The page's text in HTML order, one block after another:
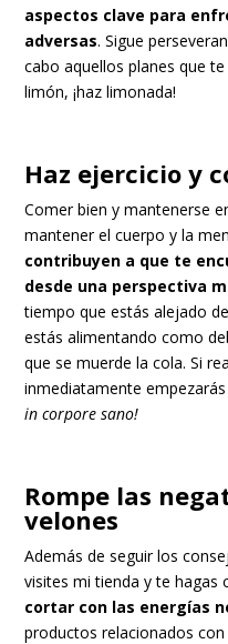
aspectos clave para
adversas. Sigue
cabo aquellos planes que
limón, ¡haz limonada!
Haz ejercicio y
Comer bien y mantenerse
mantener el cuerpo y la
contribuyen a que te
desde una perspectiva
tiempo que estás alejado
estás alimentando como
que se muerde la cola. Si
inmediatamente
in corpore sano!
Rompe las
velones
Además de seguir los
visites mitienda y te hagas
cortar con las energías
productos relacionados